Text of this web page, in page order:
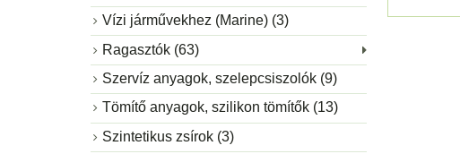
Vízi járművekhez (Marine) (3)
Ragasztók (63)
Szervíz anyagok, szelepcsiszolók (9)
Tömítő anyagok, szilikon tömítők (13)
Szintetikus zsírok (3)